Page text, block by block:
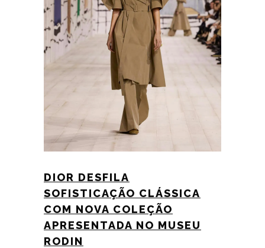
DIOR DESFILA
SOFISTICAÇÃO CLÁSSICA
COM NOVA COLEÇÃO
APRESENTADA NO MUSEU
RODIN